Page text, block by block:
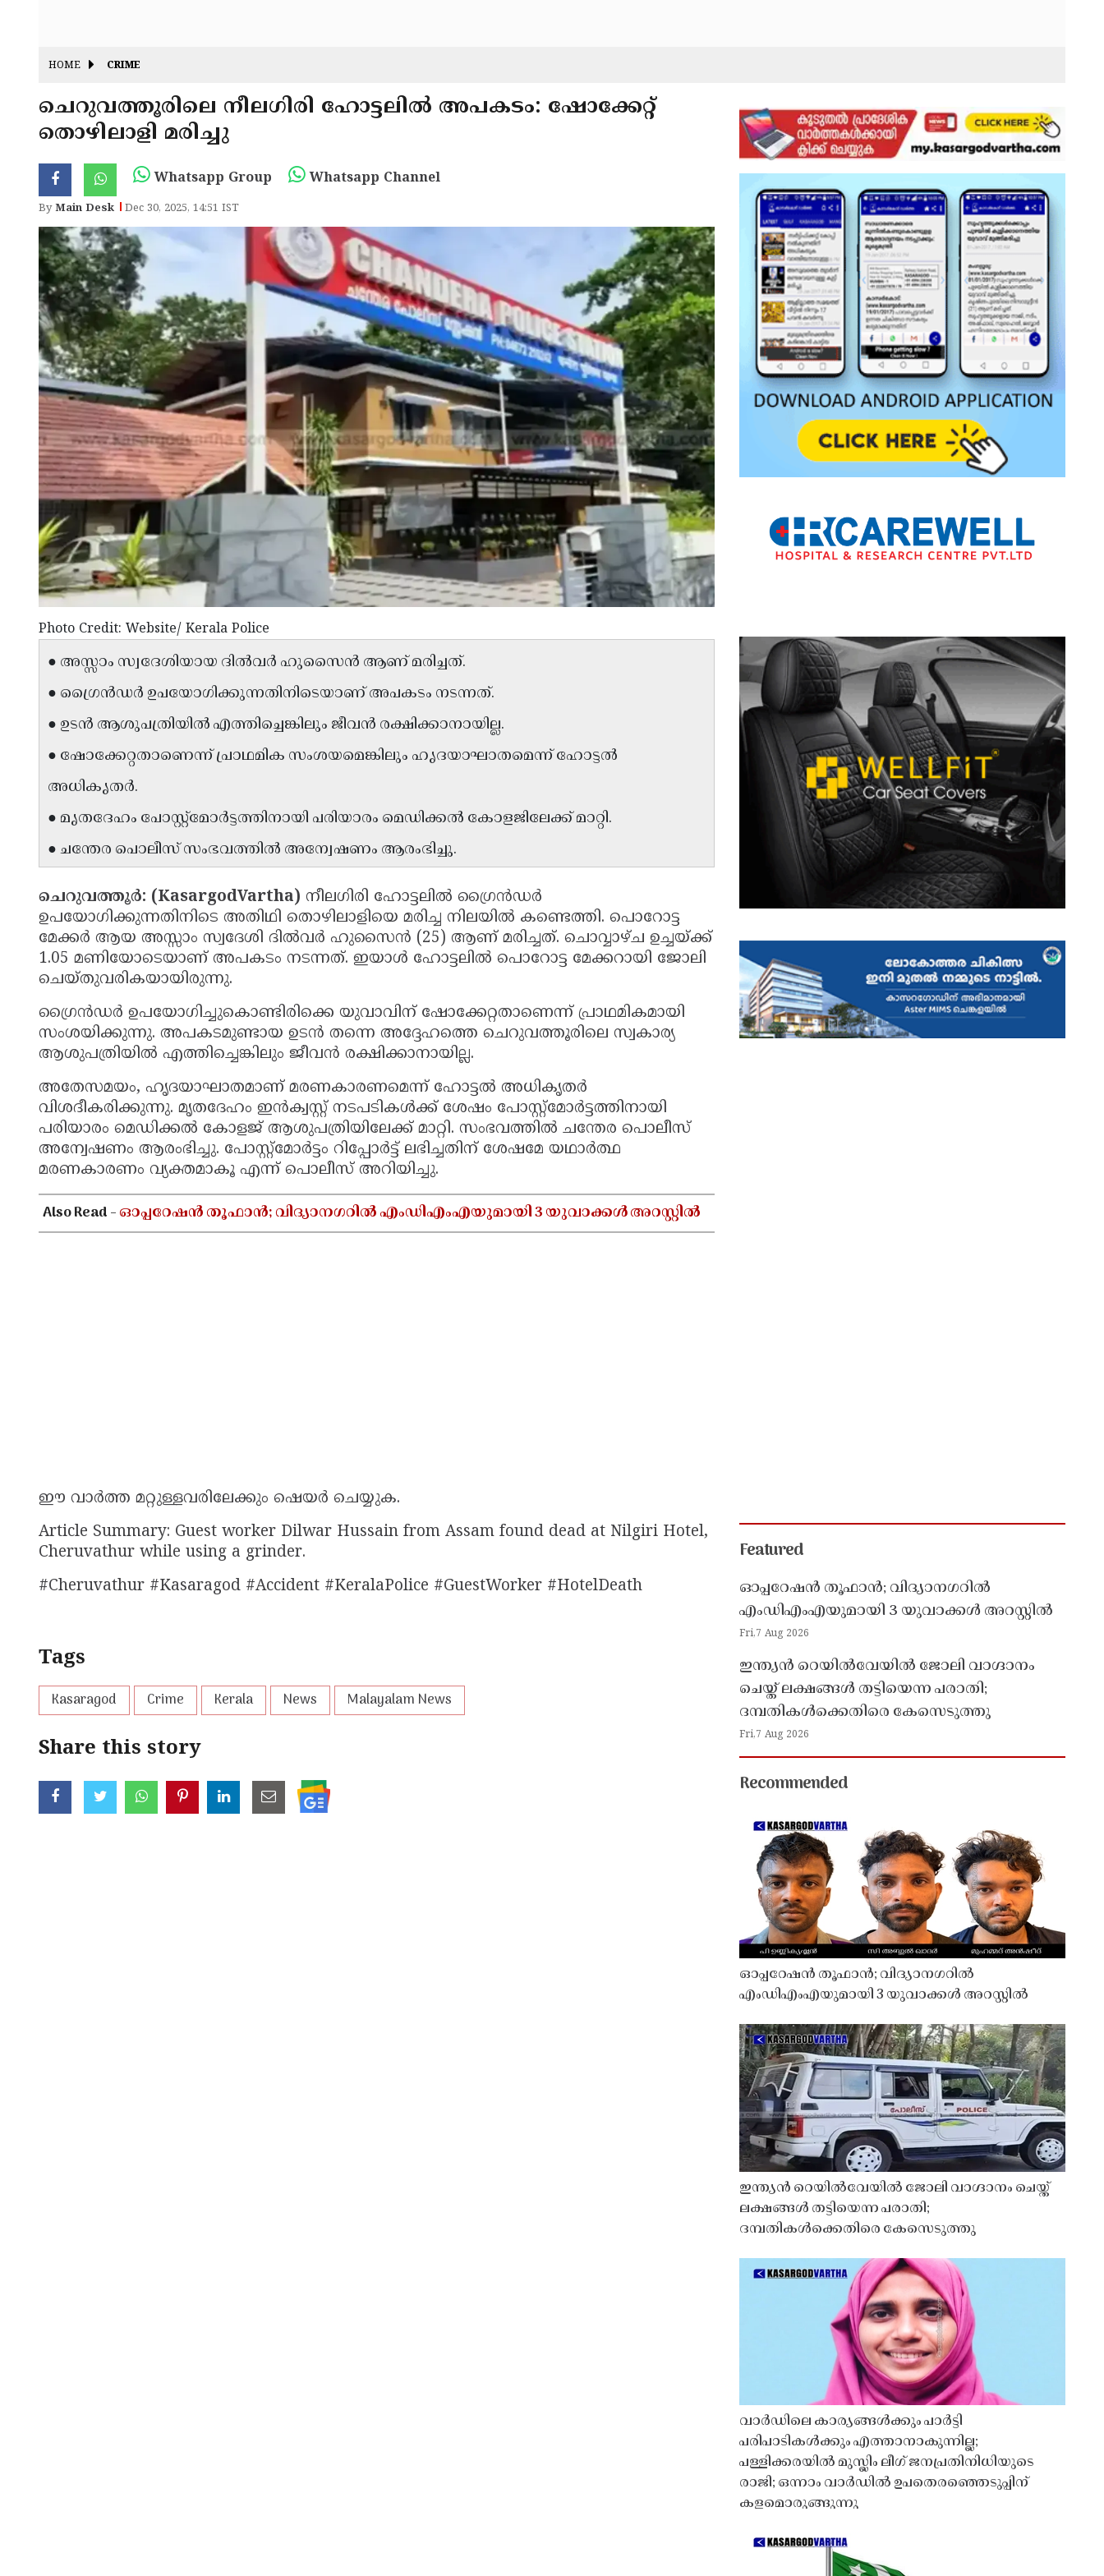
HOME CRIME
ചെറുവത്തൂരിലെ നീലഗിരി ഹോട്ടലിൽ അപകടം: ഷോക്കേറ്റ്
തൊഴിലാളി മരിച്ചു
Whatsapp Group Whatsapp Channel
ByMain Desk Dec 30, 2025, 14:51 IST
Photo Credit: Website/ Kerala Police
● അസ്സാം സ്വദേശിയായ ദിൽവർ ഹുസൈൻ ആണ് മരിച്ചത്.
● ഗ്രൈൻഡർ ഉപയോഗിക്കുന്നതിനിടെയാണ് അപകടം നടന്നത്.
● ഉടൻ ആശുപത്രിയിൽ എത്തിച്ചെങ്കിലും ജീവൻ രക്ഷിക്കാനായില്ല.
● ഷോക്കേറ്റതാണെന്ന് പ്രാഥമിക സംശയമെങ്കിലും ഹൃദയാഘാതമെന്ന് ഹോട്ടൽ
അധികൃതർ.
● മൃതദേഹം പോസ്റ്റ്മോർട്ടത്തിനായി പരിയാരം മെഡിക്കൽ കോളജിലേക്ക് മാറ്റി.
● ചന്തേര പൊലീസ് സംഭവത്തിൽ അന്വേഷണം ആരംഭിച്ചു.
ചെറുവത്തൂർ: (KasargodVartha) നീലഗിരി ഹോട്ടലിൽ ഗ്രൈൻഡർ
ഉപയോഗിക്കുന്നതിനിടെ അതിഥി തൊഴിലാളിയെ മരിച്ച നിലയിൽ കണ്ടെത്തി. പൊറോട്ട
മേക്കർ ആയ അസ്സാം സ്വദേശി ദിൽവർ ഹുസൈൻ (25) ആണ് മരിച്ചത്. ചൊവ്വാഴ്ച ഉച്ചയ്ക്ക്
1.05 മണിയോടെയാണ് അപകടം നടന്നത്. ഇയാൾ ഹോട്ടലിൽ പൊറോട്ട മേക്കറായി ജോലി
ചെയ്തുവരികയായിരുന്നു.
ഗ്രൈൻഡർ ഉപയോഗിച്ചുകൊണ്ടിരിക്കെ യുവാവിന് ഷോക്കേറ്റതാണെന്ന് പ്രാഥമികമായി
സംശയിക്കുന്നു. അപകടമുണ്ടായ ഉടൻ തന്നെ അദ്ദേഹത്തെ ചെറുവത്തൂരിലെ സ്വകാര്യ
ആശുപത്രിയിൽ എത്തിച്ചെങ്കിലും ജീവൻ രക്ഷിക്കാനായില്ല.
അതേസമയം, ഹൃദയാഘാതമാണ് മരണകാരണമെന്ന് ഹോട്ടൽ അധികൃതർ
വിശദീകരിക്കുന്നു. മൃതദേഹം ഇൻക്വസ്റ്റ് നടപടികൾക്ക് ശേഷം പോസ്റ്റ്മോർട്ടത്തിനായി
പരിയാരം മെഡിക്കൽ കോളജ് ആശുപത്രിയിലേക്ക് മാറ്റി. സംഭവത്തിൽ ചന്തേര പൊലീസ്
അന്വേഷണം ആരംഭിച്ചു. പോസ്റ്റ്മോർട്ടം റിപ്പോർട്ട് ലഭിച്ചതിന് ശേഷമേ യഥാർത്ഥ
മരണകാരണം വ്യക്തമാകൂ എന്ന് പൊലീസ് അറിയിച്ചു.
Also Read -ഓപ്പറേഷൻ തൂഫാൻ; വിദ്യാനഗറിൽ എംഡിഎംഎയുമായി 3 യുവാക്കൾ അറസ്റ്റിൽ
ഈ വാർത്ത മറ്റുള്ളവരിലേക്കും ഷെയർ ചെയ്യുക.
Article Summary: Guest worker Dilwar Hussain from Assam found dead at Nilgiri Hotel,
Cheruvathur while using a grinder.
#Cheruvathur #Kasaragod #Accident #KeralaPolice #GuestWorker #HotelDeath
Tags
Kasaragod Crime Kerala News Malayalam News
Share this story
Featured
ഓപ്പറേഷൻ തൂഫാൻ; വിദ്യാനഗറിൽ
എംഡിഎംഎയുമായി 3 യുവാക്കൾ അറസ്റ്റിൽ
Fri,7 Aug 2026
ഇന്ത്യൻ റെയിൽവേയിൽ ജോലി വാഗ്ദാനം
ചെയ്ത് ലക്ഷങ്ങൾ തട്ടിയെന്ന പരാതി;
ദമ്പതികൾക്കെതിരെ കേസെടുത്തു
Fri,7 Aug 2026
Recommended
ഓപ്പറേഷൻ തൂഫാൻ; വിദ്യാനഗറിൽ
എംഡിഎംഎയുമായി 3 യുവാക്കൾ അറസ്റ്റിൽ
ഇന്ത്യൻ റെയിൽവേയിൽ ജോലി വാഗ്ദാനം ചെയ്ത്
ലക്ഷങ്ങൾ തട്ടിയെന്ന പരാതി;
ദമ്പതികൾക്കെതിരെ കേസെടുത്തു
വാർഡിലെ കാര്യങ്ങൾക്കും പാർട്ടി
പരിപാടികൾക്കും എത്താനാകുന്നില്ല;
പള്ളിക്കരയിൽ മുസ്ലിം ലീഗ് ജനപ്രതിനിധിയുടെ
രാജി; ഒന്നാം വാർഡിൽ ഉപതെരഞ്ഞെടുപ്പിന്
കളമൊരുങ്ങുന്നു